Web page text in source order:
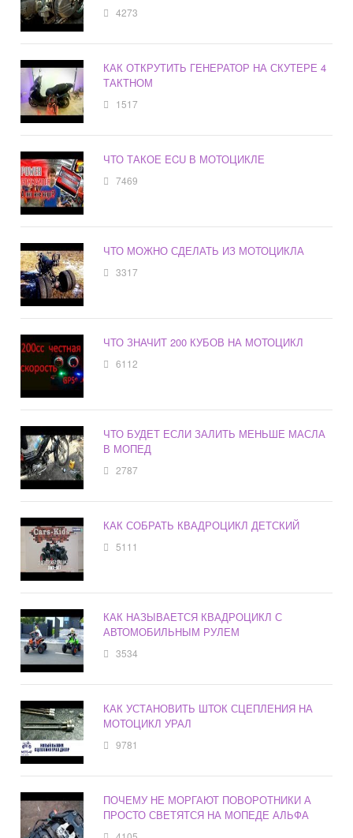
4273
КАК ОТКРУТИТЬ ГЕНЕРАТОР НА СКУТЕРЕ 4
ТАКТНОМ
1517
ЧТО ТАКОЕ ECU В МОТОЦИКЛЕ
7469
ЧТО МОЖНО СДЕЛАТЬ ИЗ МОТОЦИКЛА
3317
ЧТО ЗНАЧИТ 200 КУБОВ НА МОТОЦИКЛ
6112
ЧТО БУДЕТ ЕСЛИ ЗАЛИТЬ МЕНЬШЕ МАСЛА
В МОПЕД
2787
КАК СОБРАТЬ КВАДРОЦИКЛ ДЕТСКИЙ
5111
КАК НАЗЫВАЕТСЯ КВАДРОЦИКЛ С
АВТОМОБИЛЬНЫМ РУЛЕМ
3534
КАК УСТАНОВИТЬ ШТОК СЦЕПЛЕНИЯ НА
МОТОЦИКЛ УРАЛ
9781
ПОЧЕМУ НЕ МОРГАЮТ ПОВОРОТНИКИ А
ПРОСТО СВЕТЯТСЯ НА МОПЕДЕ АЛЬФА